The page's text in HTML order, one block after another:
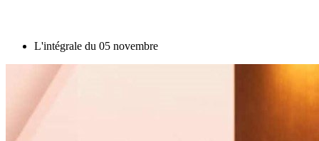
L'intégrale du 05 novembre